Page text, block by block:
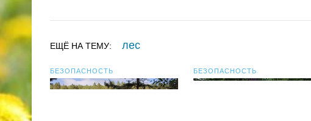
ЕЩЁ НА ТЕМУ: лес
БЕЗОПАСНОСТЬ БЕЗОПАСНОСТЬ